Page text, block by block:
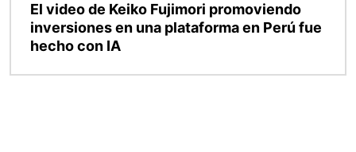
El video de Keiko Fujimori promoviendo
inversiones en una plataforma en Perú fue
hecho con IA